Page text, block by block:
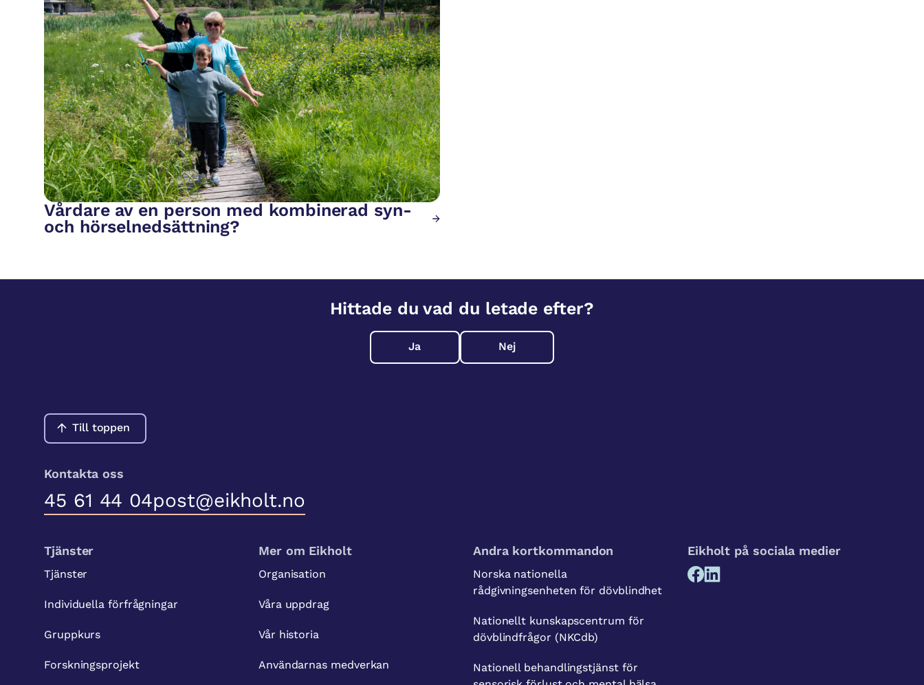
Vårdare av en person med kombinerad syn-
och hörselnedsättning?
Hittade du vad du letade efter?
Ja Nej
Till toppen
Kontakta oss
45 61 44 04post@eikholt.no
Tjänster
Tjänster
Individuella förfrågningar
Gruppkurs
Forskningsprojekt
Mer om Eikholt
Organisation
Våra uppdrag
Vår historia
Användarnas medverkan
Andra kortkommandon
Norska nationella
rådgivningsenheten för dövblindhet
Nationellt kunskapscentrum för
dövblindfrågor (NKCdb)
Nationell behandlingstjänst för
Eikholt på sociala medier